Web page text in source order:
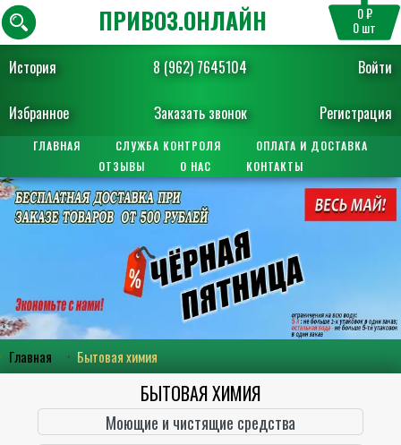
История 8 (962) 7645104 Войти
Избранное Заказать звонок Регистрация
ПРИВОЗ.ОНЛАЙН 0 ₽
0шт
ГЛАВНАЯ СЛУЖБА КОНТРОЛЯ
ОПЛАТА И ДОСТАВКА
ОТЗЫВЫ
О НАС КОНТАКТЫ
Главная Бытовая химия
БЫТОВАЯ ХИМИЯ
Моющие и чистящие средства